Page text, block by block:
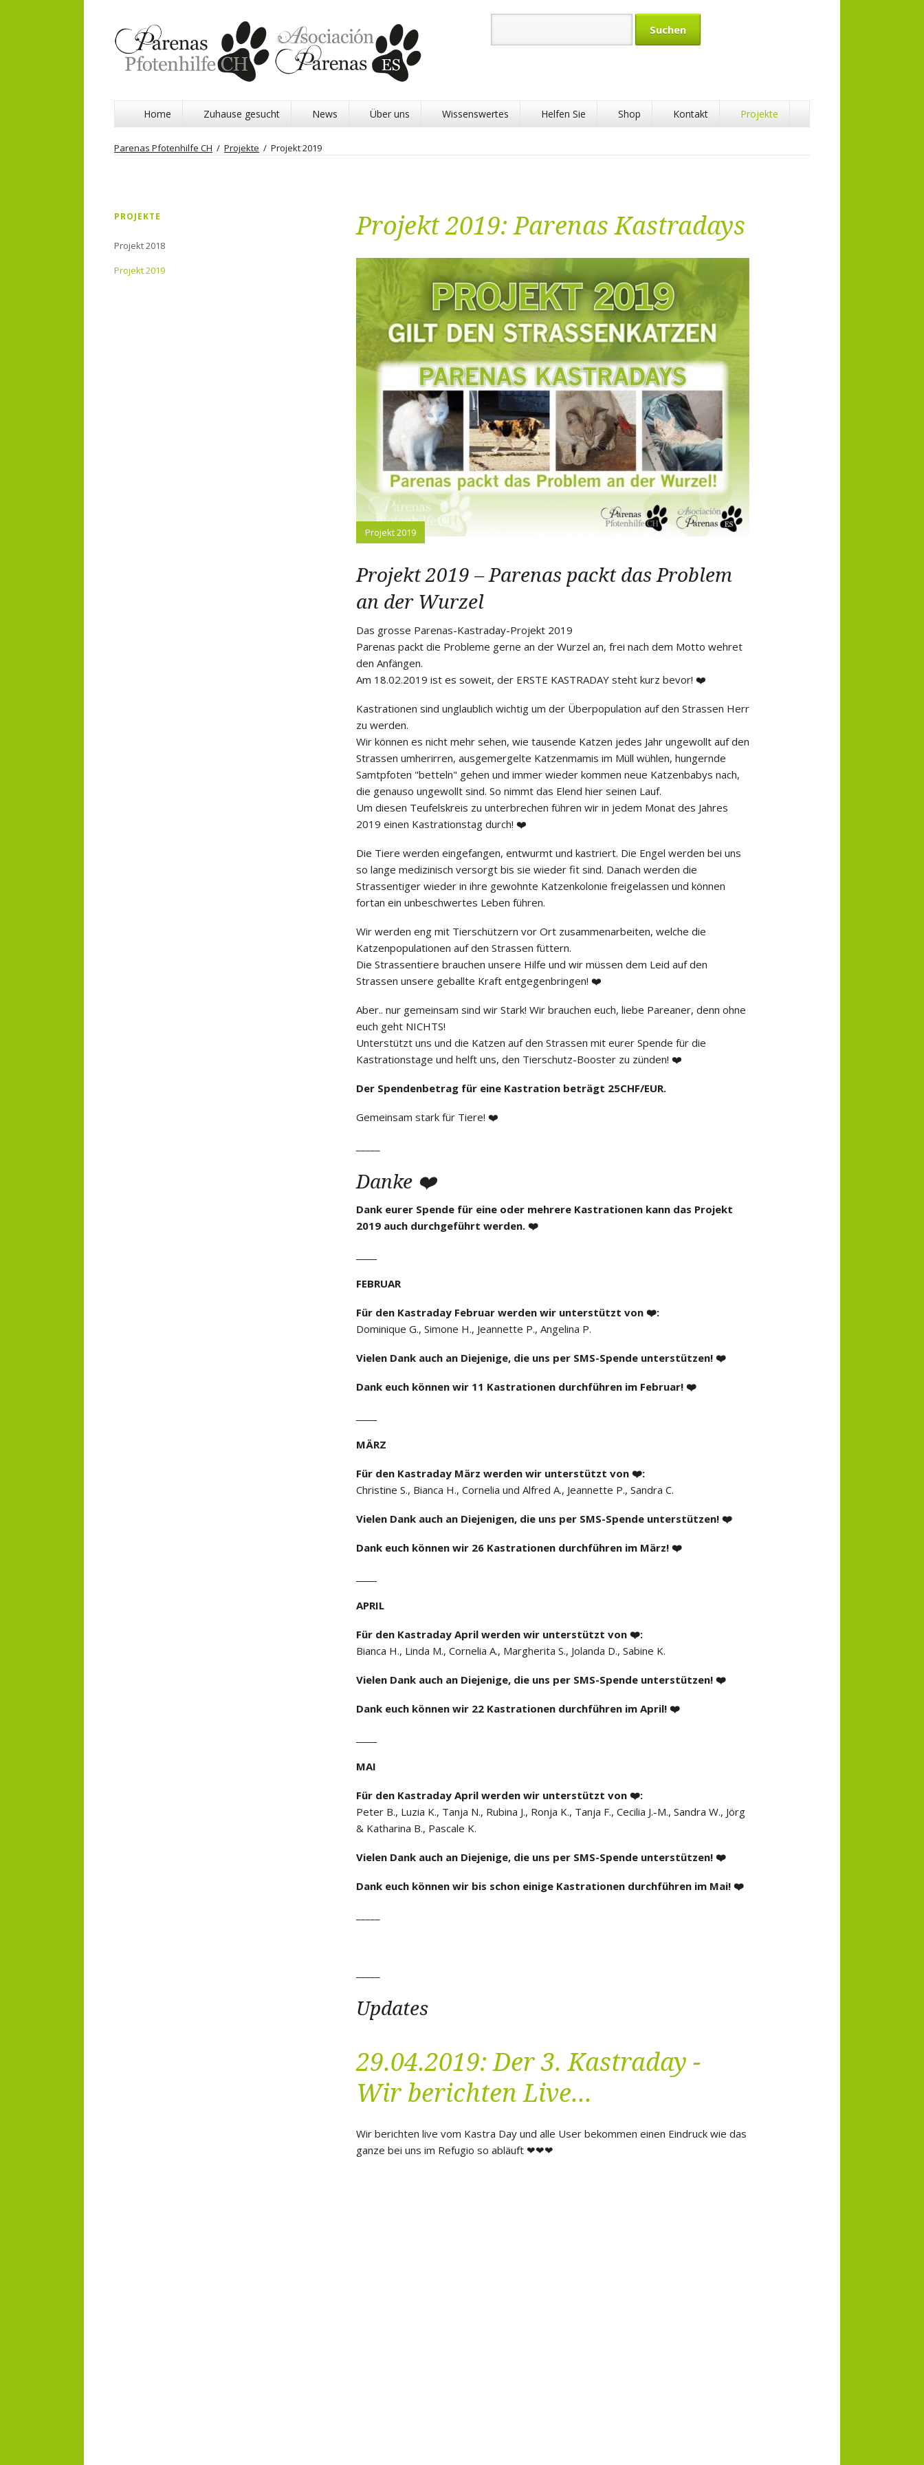
Navigation
überspringen
Home Zuhause gesucht News Über uns Wissenswertes Helfen Sie
Tier Patenschaft
Refugio Patenschaft
Medi Patenschaft
Freigänger Patenschaft
Berichte von Freiwilligen
Shop Kontakt Projekte
Parenas Pfotenhilfe CH Projekte Projekt 2019
Projekt 2019: Parenas Kastradays
Projekt 2019
Projekt 2019 – Parenas packt das Problem
an der Wurzel
Das grosse Parenas-Kastraday-Projekt 2019
Parenas packt die Probleme gerne an der Wurzel an, frei nach dem Motto wehret
den Anfängen.
Am 18.02.2019 ist es soweit, der ERSTE KASTRADAY steht kurz bevor! ❤️
Kastrationen sind unglaublich wichtig um der Überpopulation auf den Strassen Herr
zu werden.
Wir können es nicht mehr sehen, wie tausende Katzen jedes Jahr ungewollt auf den
Strassen umherirren, ausgemergelte Katzenmamis im Müll wühlen, hungernde
Samtpfoten "betteln" gehen und immer wieder kommen neue Katzenbabys nach,
die genauso ungewollt sind. So nimmt das Elend hier seinen Lauf.
Um diesen Teufelskreis zu unterbrechen führen wir in jedem Monat des Jahres
2019 einen Kastrationstag durch! ❤️
Die Tiere werden eingefangen, entwurmt und kastriert. Die Engel werden bei uns
so lange medizinisch versorgt bis sie wieder fit sind. Danach werden die
Strassentiger wieder in ihre gewohnte Katzenkolonie freigelassen und können
fortan ein unbeschwertes Leben führen.
Wir werden eng mit Tierschützern vor Ort zusammenarbeiten, welche die
Katzenpopulationen auf den Strassen füttern.
Die Strassentiere brauchen unsere Hilfe und wir müssen dem Leid auf den
Strassen unsere geballte Kraft entgegenbringen! ❤️
Aber.. nur gemeinsam sind wir Stark! Wir brauchen euch, liebe Pareaner, denn ohne
euch geht NICHTS!
Unterstützt uns und die Katzen auf den Strassen mit eurer Spende für die
Kastrationstage und helft uns, den Tierschutz-Booster zu zünden! ❤️
Der Spendenbetrag für eine Kastration beträgt 25CHF/EUR.
Gemeinsam stark für Tiere! ❤️
Danke ❤️
Dank eurer Spende für eine oder mehrere Kastrationen kann das Projekt
2019 auch durchgeführt werden. ❤️
FEBRUAR
Für den Kastraday Februar werden wir unterstützt von ❤️:
Dominique G., Simone H., Jeannette P., Angelina P.
Vielen Dank auch an Diejenige, die uns per SMS-Spende unterstützen! ❤️
Dank euch können wir 11 Kastrationen durchführen im Februar! ❤️
MÄRZ
Für den Kastraday März werden wir unterstützt von ❤️:
Christine S., Bianca H., Cornelia und Alfred A., Jeannette P., Sandra C.
Vielen Dank auch an Diejenigen, die uns per SMS-Spende unterstützen! ❤️
Dank euch können wir 26 Kastrationen durchführen im März! ❤️
APRIL
Für den Kastraday April werden wir unterstützt von ❤️:
Bianca H., Linda M., Cornelia A., Margherita S., Jolanda D., Sabine K.
Vielen Dank auch an Diejenige, die uns per SMS-Spende unterstützen! ❤️
Dank euch können wir 22 Kastrationen durchführen im April! ❤️
MAI
Für den Kastraday April werden wir unterstützt von ❤️:
Peter B., Luzia K., Tanja N., Rubina J., Ronja K., Tanja F., Cecilia J.-M., Sandra W., Jörg
& Katharina B., Pascale K.
Vielen Dank auch an Diejenige, die uns per SMS-Spende unterstützen! ❤️
Dank euch können wir bis schon einige Kastrationen durchführen im Mai! ❤️
Updates
29.04.2019: Der 3. Kastraday -
Wir berichten Live...
Wir berichten live vom Kastra Day und alle User bekommen einen Eindruck wie das
ganze bei uns im Refugio so abläuft ❤❤❤
Navigation
PROJEKTE
Projekt 2018
Projekt 2019